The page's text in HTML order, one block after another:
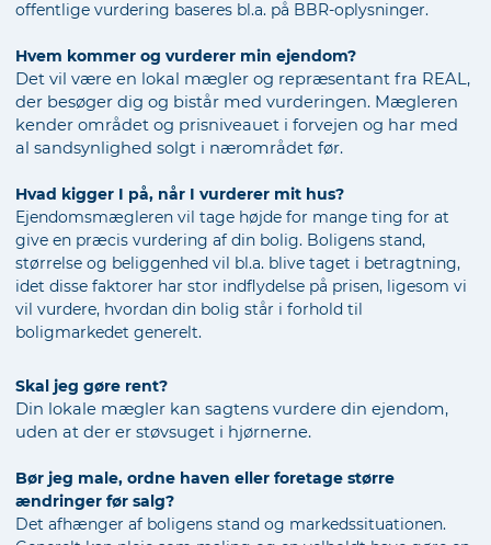
offentlige vurdering baseres bl.a. på BBR-oplysninger.
Hvem kommer og vurderer min ejendom?
Det vil være en lokal mægler og repræsentant fra REAL,
der besøger dig og bistår med vurderingen. Mægleren
kender området og prisniveauet i forvejen og har med
al sandsynlighed solgt i nærområdet før.
Hvad kigger I på, når I vurderer mit hus?
Ejendomsmægleren vil tage højde for mange ting for at
give en præcis vurdering af din bolig. Boligens stand,
størrelse og beliggenhed vil bl.a. blive taget i betragtning,
idet disse faktorer har stor indflydelse på prisen, ligesom vi
vil vurdere, hvordan din bolig står i forhold til
boligmarkedet generelt.
Skal jeg gøre rent?
Din lokale mægler kan sagtens vurdere din ejendom,
uden at der er støvsuget i hjørnerne.
Bør jeg male, ordne haven eller foretage større
ændringer før salg?
Det afhænger af boligens stand og markedssituationen.